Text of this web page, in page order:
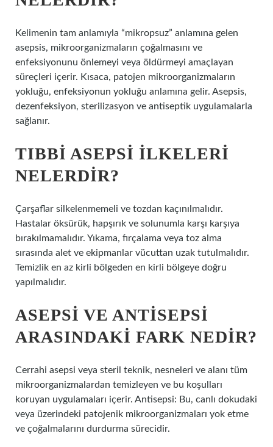
Kelimenin tam anlamıyla “mikropsuz” anlamına gelen
asepsis, mikroorganizmaların çoğalmasını ve
enfeksiyonunu önlemeyi veya öldürmeyi amaçlayan
süreçleri içerir. Kısaca, patojen mikroorganizmaların
yokluğu, enfeksiyonun yokluğu anlamına gelir. Asepsis,
dezenfeksiyon, sterilizasyon ve antiseptik uygulamalarla
sağlanır.
TIBBI ASEPSI ILKELERI
NELERDIR?
Çarşaflar silkelenmemeli ve tozdan kaçınılmalıdır.
Hastalar öksürük, hapşırık ve solunumla karşı karşıya
bırakılmamalıdır. Yıkama, fırçalama veya toz alma
sırasında alet ve ekipmanlar vücuttan uzak tutulmalıdır.
Temizlik en az kirli bölgeden en kirli bölgeye doğru
yapılmalıdır.
ASEPSI VE ANTISEPSI
ARASINDAKI FARK NEDIR?
Cerrahi asepsi veya steril teknik, nesneleri ve alanı tüm
mikroorganizmalardan temizleyen ve bu koşulları
koruyan uygulamaları içerir. Antisepsi: Bu, canlı dokudaki
veya üzerindeki patojenik mikroorganizmaları yok etme
ve çoğalmalarını durdurma sürecidir.